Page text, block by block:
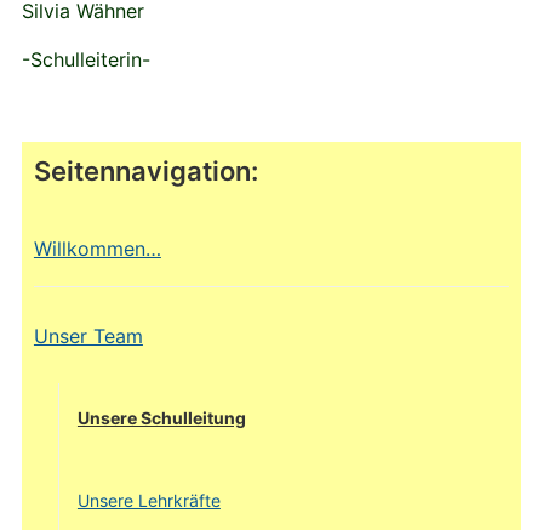
Seitennavigation:
Willkommen…
Unser Team
Unsere Schulleitung
Unsere Lehrkräfte
Silvia Wähner
-Schulleiterin-